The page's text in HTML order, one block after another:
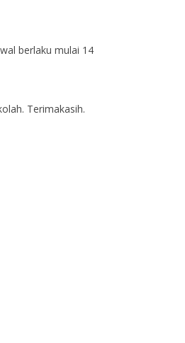
berlaku mulai 14
Terimakasih.